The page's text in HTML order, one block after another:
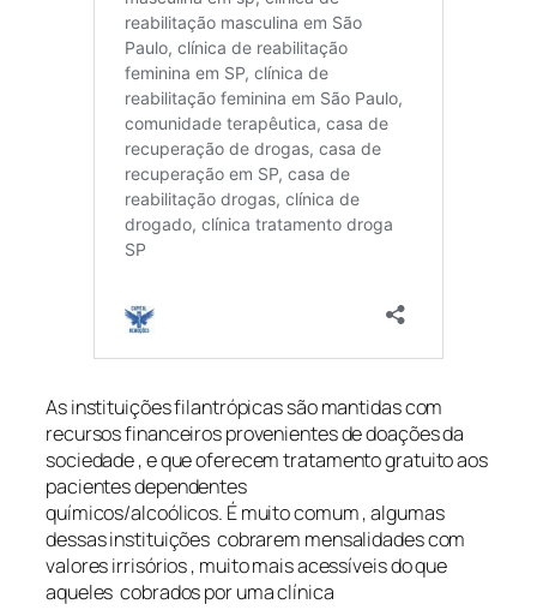
As instituições filantrópicas são mantidas com
recursos financeiros provenientes de doações da
sociedade , e que oferecem tratamento gratuito aos
pacientes dependentes
químicos/alcoólicos. É muito comum , algumas
dessas instituições cobrarem mensalidades com
valores irrisórios , muito mais acessíveis do que
aqueles cobrados por uma clínica